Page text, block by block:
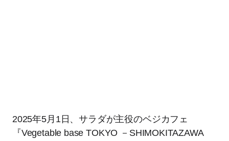
2025年5月1日、サラダが主役のベジカフェ
『Vegetable base TOKYO －SHIMOKITAZAWA